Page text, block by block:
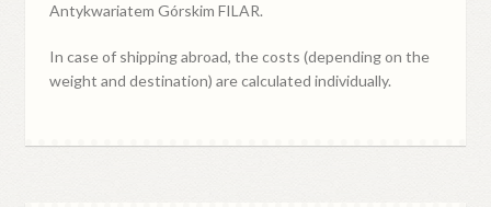
Antykwariatem Górskim FILAR.
In case of shipping abroad, the costs (depending on the
weight and destination) are calculated individually.